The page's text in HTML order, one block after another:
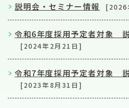
説明会・セミナー情報 [2026
令和6年度採用予定者対象
[2024年2月21日]
令和7年度採用予定者対象
[2023年8月31日]